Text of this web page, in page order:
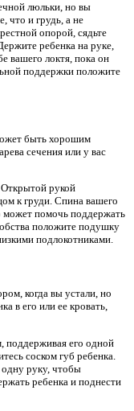
люльки, но вы
что и грудь, а не
опорой, сядьте
ребенка на руке,
вашего локтя, пока он
поддержки положите
быть хорошим
сечения или у вас
Открытой рукой
к груди. Спина вашего
может помочь поддержать
положите подушку
подлокотниками.
когда вы устали, но
в его или ее кровать,
поддерживая его одной
соском губ ребенка.
одну руку, чтобы
ребенка и поднести